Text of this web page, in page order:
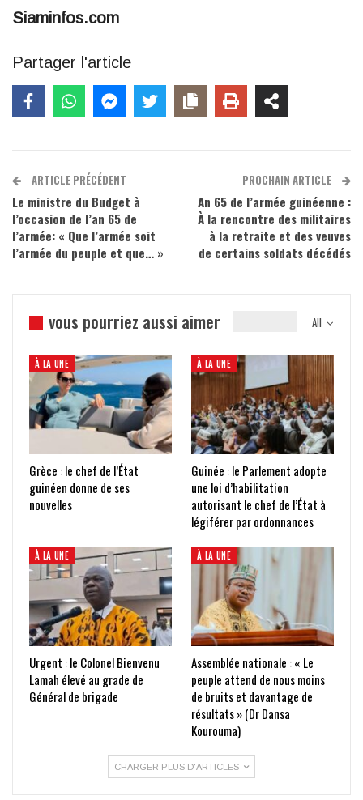
Siaminfos.com
Partager l'article
ARTICLE PRÉCÉDENT
Le ministre du Budget à
l’occasion de l’an 65 de
l’armée: « Que l’armée soit
l’armée du peuple et que… »
PROCHAIN ARTICLE
An 65 de l’armée guinéenne :
À la rencontre des militaires
à la retraite et des veuves
de certains soldats décédés
All
vous pourriez aussi aimer
À LA UNE
Grèce : le chef de l’État
guinéen donne de ses
nouvelles
À LA UNE
Guinée : le Parlement adopte
une loi d’habilitation
autorisant le chef de l’État à
légiférer par ordonnances
À LA UNE
Urgent : le Colonel Bienvenu
Lamah élevé au grade de
Général de brigade
À LA UNE
Assemblée nationale : « Le
peuple attend de nous moins
de bruits et davantage de
résultats » (Dr Dansa
Kourouma)
CHARGER PLUS D'ARTICLES